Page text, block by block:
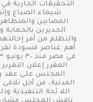
التحقيقات الجارية
شيماء الصباغ
المصابين
الجديرين بالحماية
والتظلم من أمر
أهم عناصر مسودة
المقرر إعلان
المجلس على عقد
المدنية، من أجل
اللا ئحة